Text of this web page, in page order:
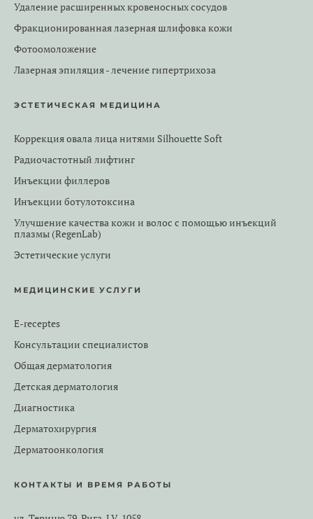
Удаление расширенных кровеносных сосудов
Фракционированная лазерная шлифовка кожи
Фотоомоложение
Лазерная эпиляция - лечение гипертрихоза
ЭСТЕТИЧЕСКАЯ МЕДИЦИНА
Коррекция овала лица нитями Silhouette Soft
Радиочастотный лифтинг
Инъекции филлеров
Инъекции ботулотоксина
Улучшение качества кожи и волос с помощью инъекций
плазмы (RegenLab)
Эстетические услуги
МЕДИЦИНСКИЕ УСЛУГИ
E-receptes
Консультации специалистов
Общая дерматология
Детская дерматология
Диагностика
Дерматохирургия
Дерматоонкология
КОНТАКТЫ И ВРЕМЯ РАБОТЫ